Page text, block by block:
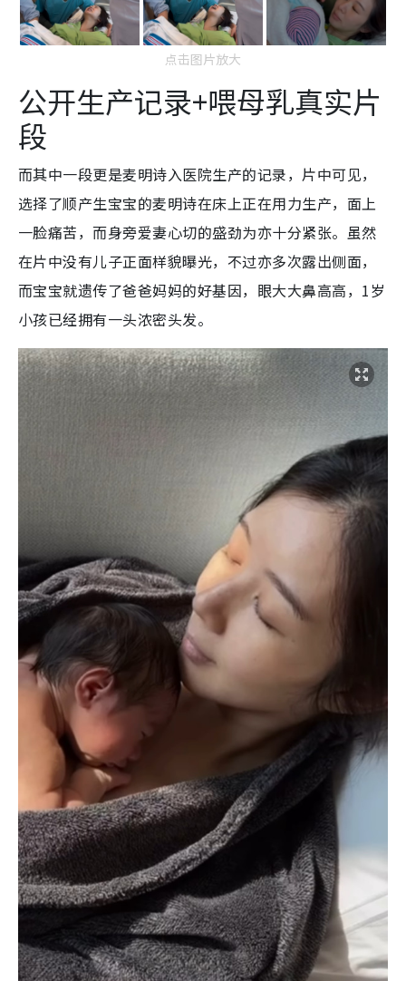
点击图片放大
公开生产记录+喂母乳真实片
段
而其中一段更是麦明诗入医院生产的记录，片中可见，
选择了顺产生宝宝的麦明诗在床上正在用力生产，面上
一脸痛苦，而身旁爱妻心切的盛劲为亦十分紧张。虽然
在片中没有儿子正面样貌曝光，不过亦多次露出侧面，
而宝宝就遗传了爸爸妈妈的好基因，眼大大鼻高高，1岁
小孩已经拥有一头浓密头发。